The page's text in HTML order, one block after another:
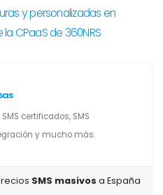
y personalizadas en
CPaaS de 360NRS
certificados, SMS
y mucho más.
SMS masivosa España